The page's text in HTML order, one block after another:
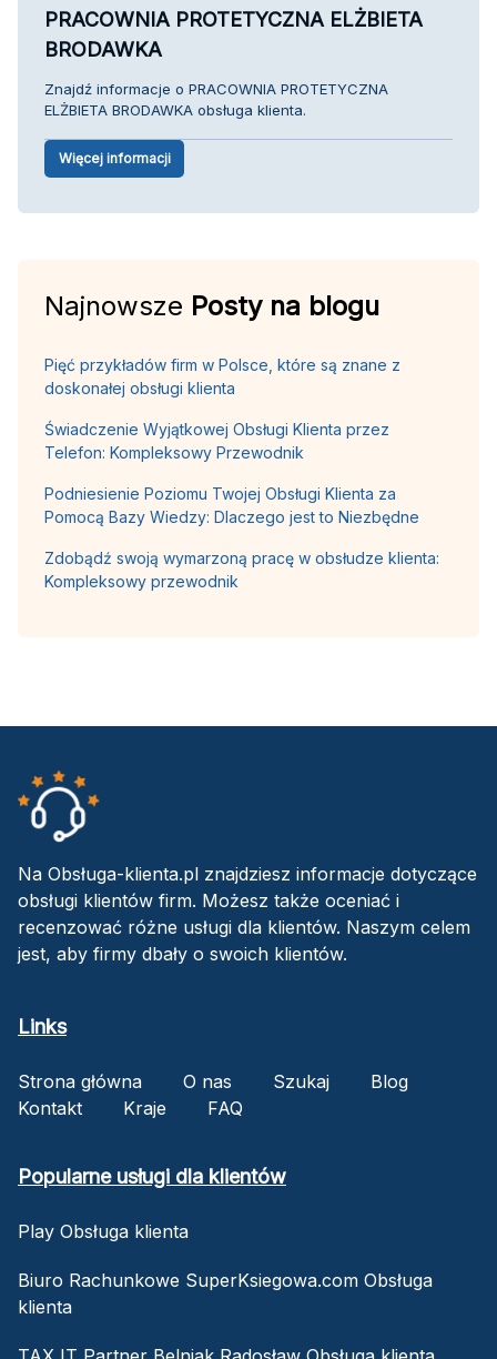
PRACOWNIA PROTETYCZNA ELŻBIETA
BRODAWKA
Znajdź informacje o PRACOWNIA PROTETYCZNA
ELŻBIETA BRODAWKA obsługa klienta.
Więcej informacji
Najnowsze Posty na blogu
Pięć przykładów firm w Polsce, które są znane z
doskonałej obsługi klienta
Świadczenie Wyjątkowej Obsługi Klienta przez
Telefon: Kompleksowy Przewodnik
Podniesienie Poziomu Twojej Obsługi Klienta za
Pomocą Bazy Wiedzy: Dlaczego jest to Niezbędne
Zdobądź swoją wymarzoną pracę w obsłudze klienta:
Kompleksowy przewodnik
Na Obsługa-klienta.pl znajdziesz informacje dotyczące
obsługi klientów firm. Możesz także oceniać i
recenzować różne usługi dla klientów. Naszym celem
jest, aby firmy dbały o swoich klientów.
Links
Strona główna O nas Szukaj
Blog
Kontakt
Kraje FAQ
Popularne usługi dla klientów
Play Obsługa klienta
Biuro Rachunkowe SuperKsiegowa.com Obsługa
klienta